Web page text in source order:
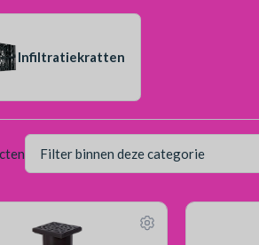
Infiltratiekratten